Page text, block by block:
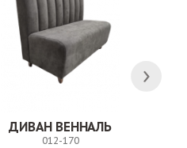
ДИВАН ВЕННАЛЬ
012-170